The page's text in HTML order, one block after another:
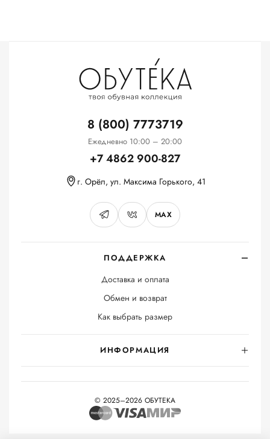
ПОДДЕРЖКА
Доставка и оплата
Обмен и возврат
Как выбрать размер
ИНФОРМАЦИЯ
8 (800) 7773719
Ежедневно 10:00 – 20:00
+7 4862 900-827
г. Орёл, ул. Максима Горького, 41
MAX
© 2025–2026 ОБУТЕКА